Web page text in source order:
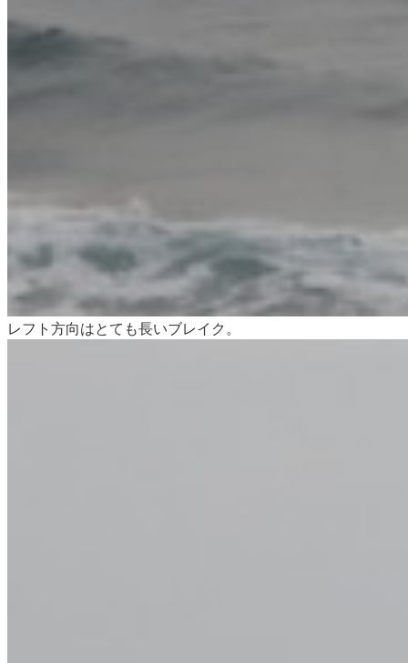
レフト方向はとても長いブレイク。